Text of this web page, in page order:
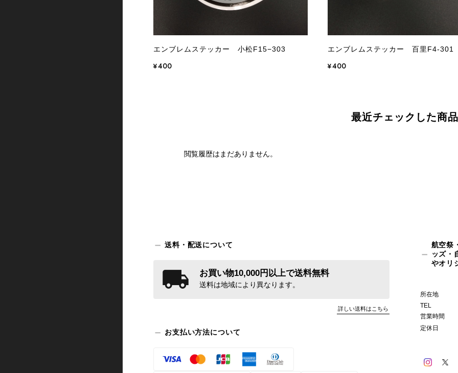
エンブレムステッカー 小松F15−303
¥400
エンブレムステッカー 百里F4-301
¥400
最近チェックした商品
閲覧履歴はまだありません。
送料・配送について
お買い物10,000円以上で送料無料
送料は地域により異なります。
詳しい送料はこちら
お支払い方法について
航空祭
ッズ・
やオリ
所在地
TEL
営業時間
定休日